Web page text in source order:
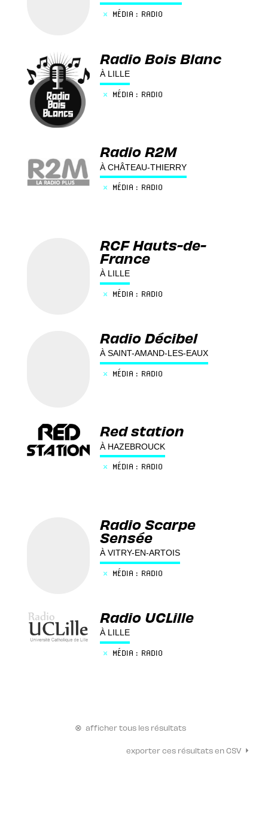
× MÉDIA : RADIO
Radio Bois Blanc
À LILLE
× MÉDIA : RADIO
Radio R2M
À CHÂTEAU-THIERRY
× MÉDIA : RADIO
RCF Hauts-de-
France
À LILLE
× MÉDIA : RADIO
Radio Décibel
À SAINT-AMAND-LES-EAUX
× MÉDIA : RADIO
Red station
À HAZEBROUCK
× MÉDIA : RADIO
Radio Scarpe
Sensée
À VITRY-EN-ARTOIS
× MÉDIA : RADIO
Radio UCLille
À LILLE
× MÉDIA : RADIO
⊗ afficher tous les résultats
exporter ces résultats en CSV ⏵